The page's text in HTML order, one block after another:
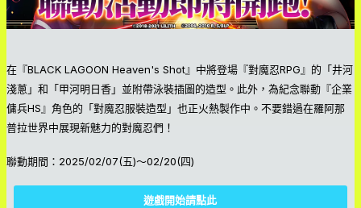
在『BLACK LAGOON Heaven's Shot』中將登場『對魔忍RPG』的「井河
淺蔥」和「甲河明日香」並附帶泳裝插圖的造型。此外，為紀念聯動『企業
傭兵HS』角色的「對魔忍服裝造型」也正火熱製作中。不要錯過在羅阿那
普拉世界中展現新魅力的對魔忍們！
聯動期間：2025/02/07(五)～02/20(四)
遊戲開始請點此